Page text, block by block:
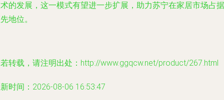
的发展，这一模式有望进一步扩展，助力苏宁在家居市场占据
地位。
转载，请注明出处：http://www.ggqcw.net/product/267.html
时间：2026-08-06 16:53:47